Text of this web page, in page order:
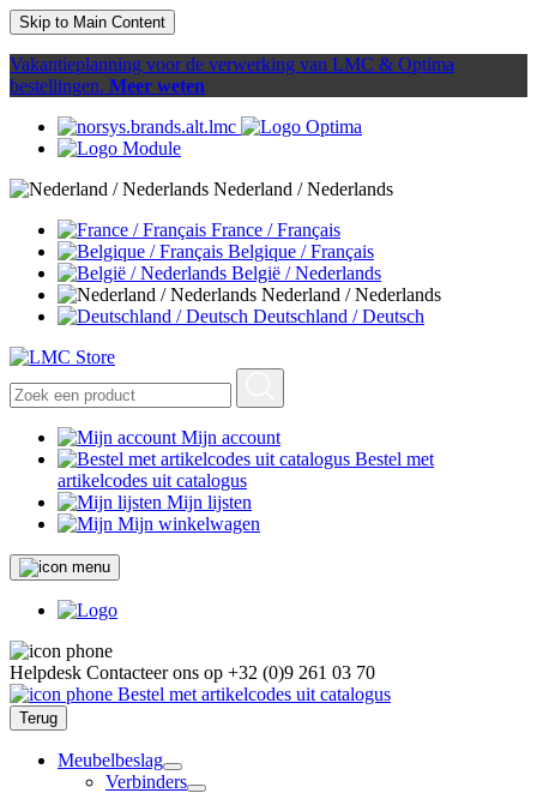
Skip to Main Content
Vakantieplanning voor de verwerking van LMC & Optima
bestellingen. Meer weten
Nederland / Nederlands
France / Français
Belgique / Français
België / Nederlands
Nederland / Nederlands
Deutschland / Deutsch
Mijn account
Bestel met
artikelcodes uit catalogus
Mijn lijsten
Mijn winkelwagen
Helpdesk Contacteer ons op +32 (0)9 261 03 70
Bestel met artikelcodes uit catalogus
Terug
Meubelbeslag
Verbinders